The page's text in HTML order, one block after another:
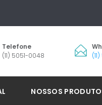
Telefone
(11) 5051-0048
NOSSOS